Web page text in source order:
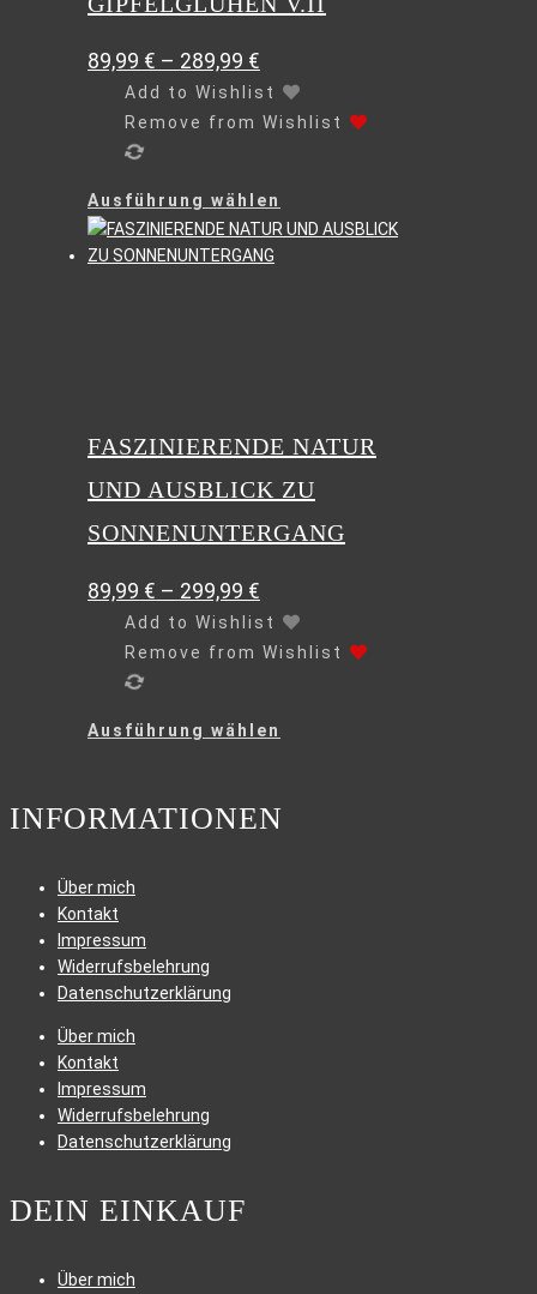
werden
89,99 € – 289,99 €
Add to Wishlist
Remove from Wishlist
Ausführung wählen
Produkt
auf
der
Produktseite
werden
FASZINIERENDE NATUR
UND AUSBLICK ZU
SONNENUNTERGANG
89,99 € – 299,99 €
Add to Wishlist
Remove from Wishlist
Ausführung wählen
mehrere
INFORMATIONEN
Über mich
Kontakt
Impressum
Widerrufsbelehrung
Datenschutzerklärung
Über mich
Kontakt
Impressum
Widerrufsbelehrung
Datenschutzerklärung
DEIN EINKAUF
Über mich